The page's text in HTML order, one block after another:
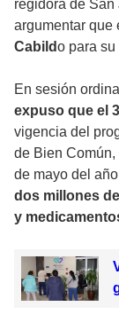
regidora de San
argumentar que
Cabildo para su
En sesión
expuso que el
vigencia del
de Bien
de mayo del
dos millones
y